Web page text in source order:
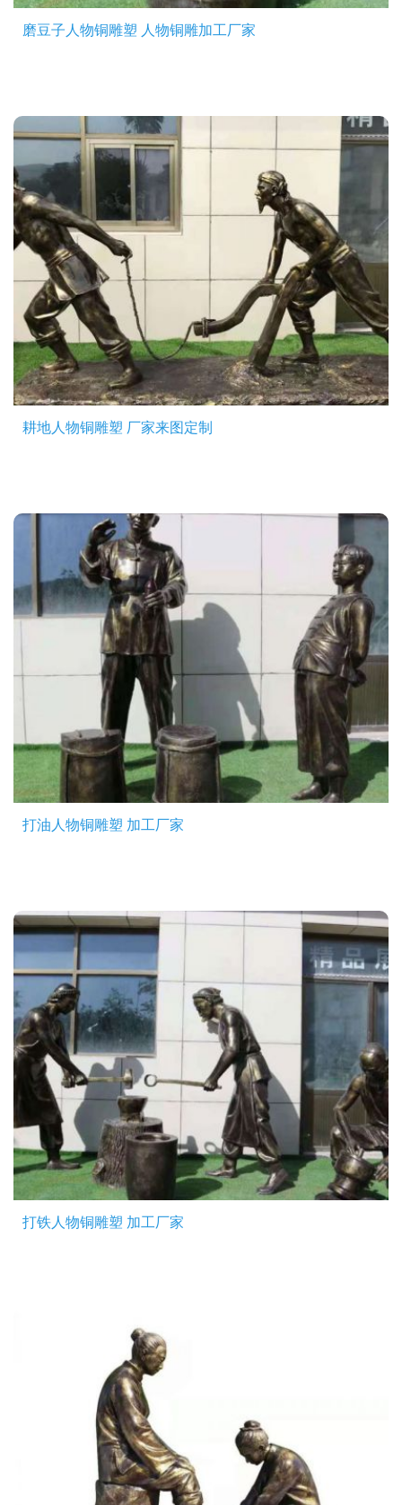
磨豆子人物铜雕塑 人物铜雕加工厂家
耕地人物铜雕塑 厂家来图定制
打油人物铜雕塑 加工厂家
打铁人物铜雕塑 加工厂家